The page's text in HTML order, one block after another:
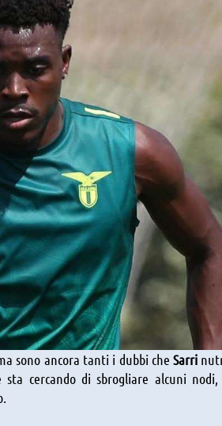
sono ancora tanti i dubbi cheSarri
cercando di sbrogliare alcuni